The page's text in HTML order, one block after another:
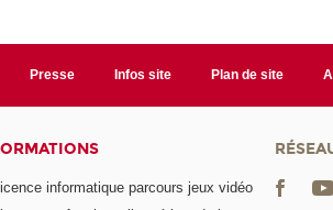
Presse Infos site Plan de site
informatique parcours jeux vidéo